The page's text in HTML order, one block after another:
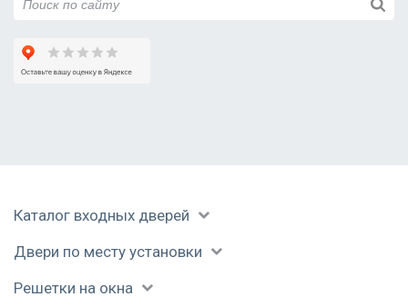
Каталог входных дверей
Двери по месту установки
Решетки на окна